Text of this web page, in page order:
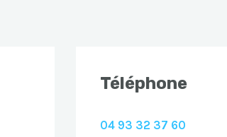
Téléphone
04 93 32 37 60